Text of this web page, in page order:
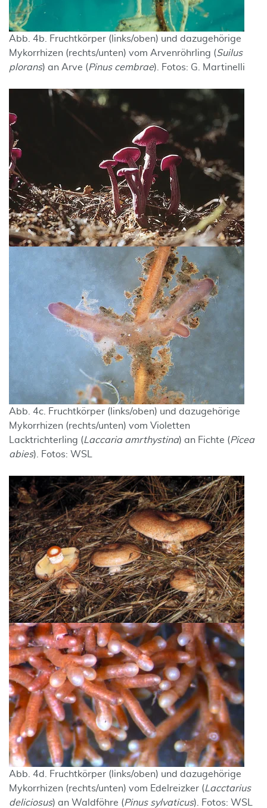
Abb. 4b. Fruchtkörper (links/oben) und dazugehörige
Mykorrhizen (rechts/unten) vom Arvenröhrling (Suilus
plorans) an Arve (Pinus cembrae). Fotos: G. Martinelli
Abb. 4c. Fruchtkörper (links/oben) und dazugehörige
Mykorrhizen (rechts/unten) vom Violetten
Lacktrichterling (Laccaria amrthystina) an Fichte (Picea
abies). Fotos: WSL
Abb. 4d. Fruchtkörper (links/oben) und dazugehörige
Mykorrhizen (rechts/unten) vom Edelreizker (Lacctarius
deliciosus) an Waldföhre (Pinus sylvaticus). Fotos: WSL